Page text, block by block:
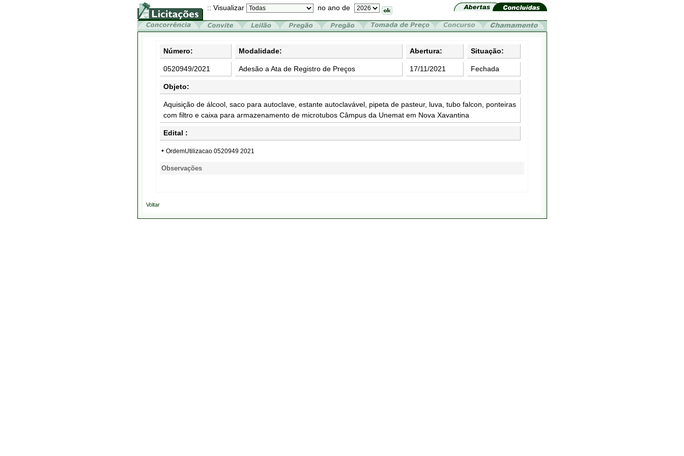
:: Visualizar no ano de
Número: Modalidade: Abertura: Situação:
0520949/2021 Adesão a Ata de Registro de Preços 17/11/2021 Fechada
Objeto:
Aquisição de álcool, saco para autoclave, estante autoclavável, pipeta de pasteur, luva, tubo falcon, ponteiras
com filtro e caixa para armazenamento de microtubos Câmpus da Unemat em Nova Xavantina
Edital :
• OrdemUtilizacao 0520949 2021
Observações
Voltar